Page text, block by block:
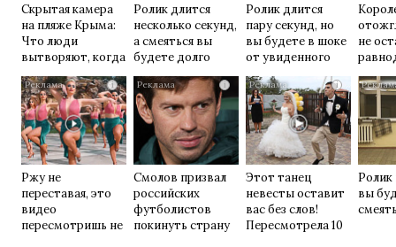
Скрытая камера
на пляже Крыма:
Что люди
вытворяют, когда
их не видят...
Ролик длится
несколько секунд,
а смеяться вы
будете долго
Ролик длится
пару секунд, но
вы будете в шоке
от увиденного
не
i
Ржу не
переставая, это
видео
пересмотришь не
i
Смолов призвал
российских
футболистов
покинуть страну
i
Этот танец
невесты оставит
вас без слов!
Пересмотрела 10
Ролик
вы